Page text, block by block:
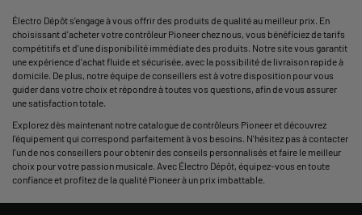
Électro Dépôt s'engage à vous offrir des produits de qualité au meilleur prix. En
choisissant d'acheter votre contrôleur Pioneer chez nous, vous bénéficiez de tarifs
compétitifs et d'une disponibilité immédiate des produits. Notre site vous garantit
une expérience d'achat fluide et sécurisée, avec la possibilité de livraison rapide à
domicile. De plus, notre équipe de conseillers est à votre disposition pour vous
guider dans votre choix et répondre à toutes vos questions, afin de vous assurer
une satisfaction totale.
Explorez dès maintenant notre catalogue de contrôleurs Pioneer et découvrez
l'équipement qui correspond parfaitement à vos besoins. N'hésitez pas à contacter
l'un de nos conseillers pour obtenir des conseils personnalisés et faire le meilleur
choix pour votre passion musicale. Avec Électro Dépôt, équipez-vous en toute
confiance et profitez de la qualité Pioneer à un prix imbattable.